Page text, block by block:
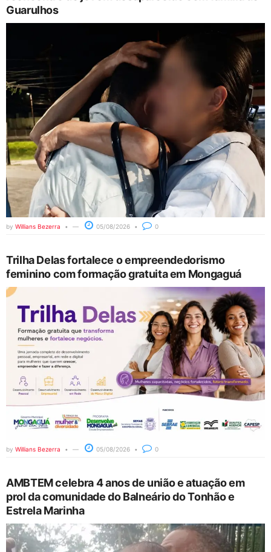
Guarulhos
by Willians Bezerra 05/08/2026 0
Trilha Delas fortalece o empreendedorismo
feminino com formação gratuita em Mongaguá
by Willians Bezerra 05/08/2026 0
AMBTEM celebra 4 anos de união e atuação em
prol da comunidade do Balneário do Tonhão e
Estrela Marinha